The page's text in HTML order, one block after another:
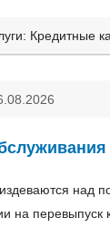
Кредитные
над
на перевыпуск